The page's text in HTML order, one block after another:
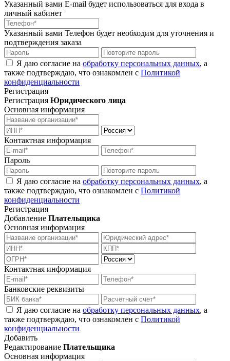
Указанный вами E-mail будет использоваться для входа в
личный кабинет
Указанный вами Телефон будет необходим для уточнения и
подтверждения заказа
Я даю согласие на обработку персональных данных, а
также подтверждаю, что ознакомлен с Политикой
конфиденциальности
Регистрация
Регистрация Юридического лица
Основная информация
Контактная информация
Пароль
Я даю согласие на обработку персональных данных, а
также подтверждаю, что ознакомлен с Политикой
конфиденциальности
Регистрация
Добавление Плательщика
Основная информация
Контактная информация
Банковские реквизиты
Я даю согласие на обработку персональных данных, а
также подтверждаю, что ознакомлен с Политикой
конфиденциальности
Добавить
Редактирование Плательщика
Основная информация